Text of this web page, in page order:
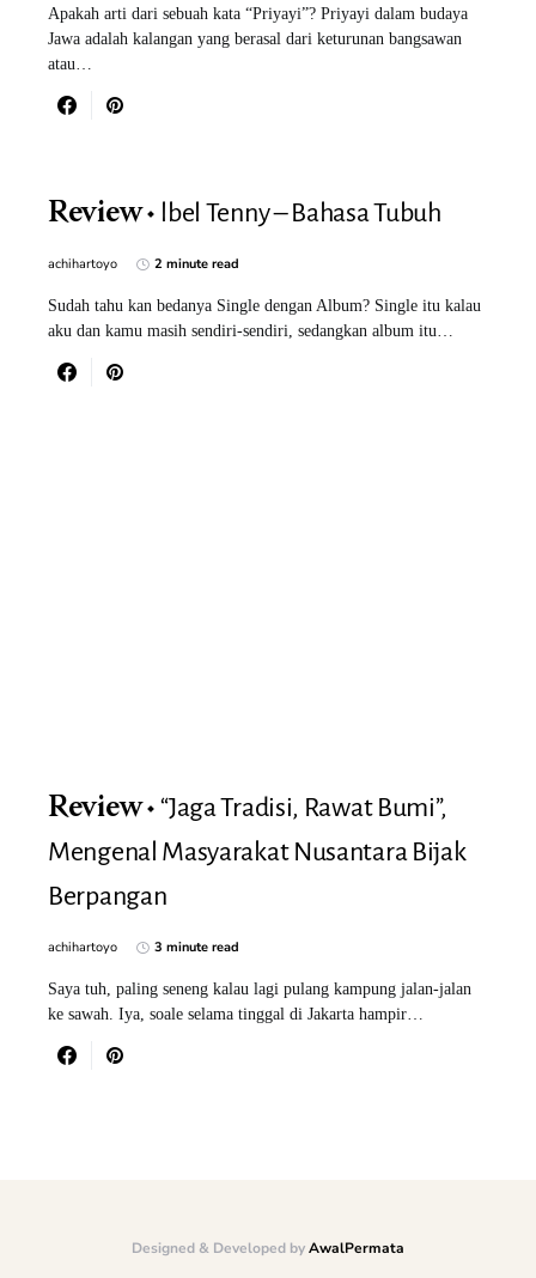
Apakah arti dari sebuah kata “Priyayi”? Priyayi dalam budaya
Jawa adalah kalangan yang berasal dari keturunan bangsawan
atau…
Review lbel Tenny – Bahasa Tubuh
achihartoyo 2 minute read
Sudah tahu kan bedanya Single dengan Album? Single itu kalau
aku dan kamu masih sendiri-sendiri, sedangkan album itu…
Review
“Jaga Tradisi, Rawat Bumi”,
Mengenal Masyarakat Nusantara Bijak
Berpangan
achihartoyo 3 minute read
Saya tuh, paling seneng kalau lagi pulang kampung jalan-jalan
ke sawah. Iya, soale selama tinggal di Jakarta hampir…
Designed & Developed byAwalPermata